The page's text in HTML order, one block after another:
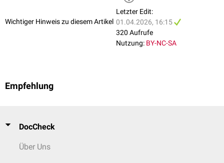
Wichtiger Hinweis zu diesem Artikel
Letzter Edit:
01.04.2026, 16:15
320 Aufrufe
Nutzung: BY-NC-SA
Empfehlung
DocCheck
Über Uns